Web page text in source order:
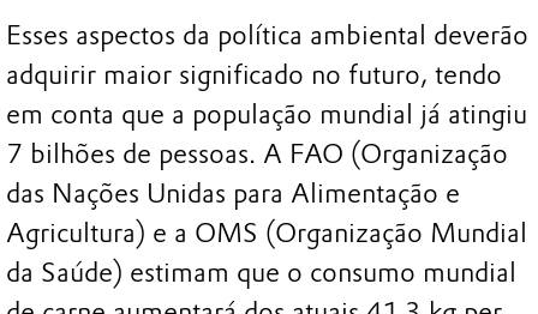
Esses aspectos da política ambiental deverão
adquirir maior significado no futuro, tendo
em conta que a população mundial já atingiu
7 bilhões de pessoas. A FAO (Organização
das Nações Unidas para Alimentação e
Agricultura) e a OMS (Organização Mundial
da Saúde) estimam que o consumo mundial